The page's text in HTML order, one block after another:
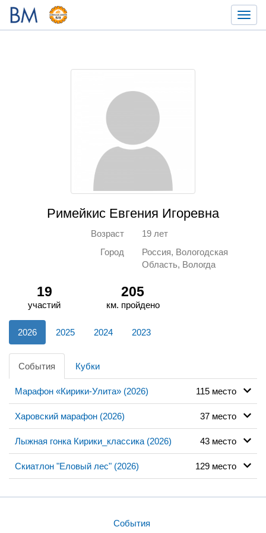
Римейкис Евгения Игоревна
Возраст
19 лет
Город
Россия, Вологодская
Область, Вологда
19
участий
205
км. пройдено
2026 2025 2024 2023
События Кубки
Марафон «Кирики-Улита» (2026) 115 место
Харовский марафон (2026) 37 место
Лыжная гонка Кирики_классика (2026) 43 место
Скиатлон "Еловый лес" (2026) 129 место
События